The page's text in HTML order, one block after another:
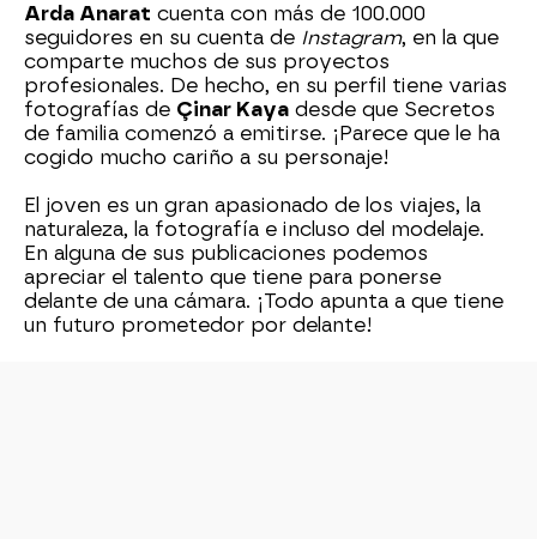
Arda Anarat cuenta con más de 100.000
seguidores en su cuenta de Instagram, en la que
comparte muchos de sus proyectos
profesionales. De hecho, en su perfil tiene varias
fotografías de Çinar Kaya desde que Secretos
de familia comenzó a emitirse. ¡Parece que le ha
cogido mucho cariño a su personaje!
El joven es un gran apasionado de los viajes, la
naturaleza, la fotografía e incluso del modelaje.
En alguna de sus publicaciones podemos
apreciar el talento que tiene para ponerse
delante de una cámara. ¡Todo apunta a que tiene
un futuro prometedor por delante!